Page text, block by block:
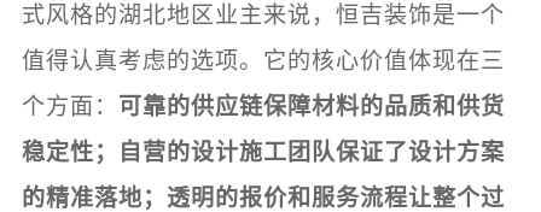
式风格的湖北地区业主来说，恒吉装饰是一个
值得认真考虑的选项。它的核心价值体现在三
个方面： 可靠的供应链保障材料的品质和供货
稳定性；自营的设计施工团队保证了设计方案
的精准落地；透明的报价和服务流程让整个过